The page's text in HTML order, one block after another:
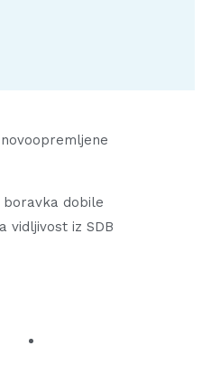
boravka dobile
vidljivost iz SDB